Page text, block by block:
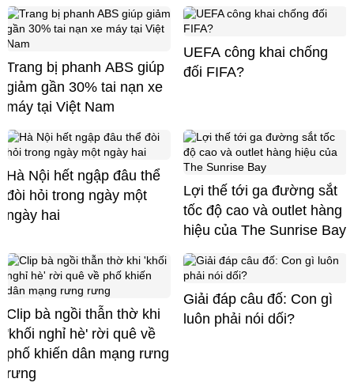
Trang bị phanh ABS giúp
giảm gần 30% tai nạn xe
máy tại Việt Nam
UEFA công khai chống
đối FIFA?
Hà Nội hết ngập đâu thể
đòi hỏi trong ngày một
ngày hai
Lợi thế tới ga đường sắt
tốc độ cao và outlet hàng
hiệu của The Sunrise Bay
Clip bà ngồi thẫn thờ khi
'khối nghỉ hè' rời quê về
phố khiến dân mạng rưng
rưng
Giải đáp câu đố: Con gì
luôn phải nói dối?